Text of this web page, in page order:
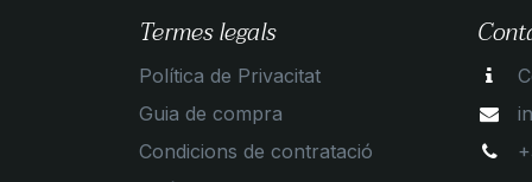
Termes legals
Política de Privacitat
Guia de compra
Condicions de contratació